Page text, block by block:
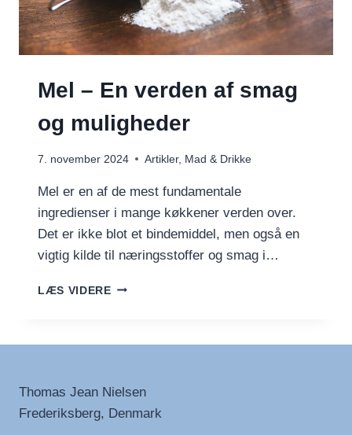
Mel – En verden af smag
og muligheder
7. november 2024 Artikler, Mad & Drikke
Mel er en af de mest fundamentale
ingredienser i mange køkkener verden over.
Det er ikke blot et bindemiddel, men også en
vigtig kilde til næringsstoffer og smag i…
LÆS VIDEREMEL
OG
Thomas Jean Nielsen
Frederiksberg, Denmark